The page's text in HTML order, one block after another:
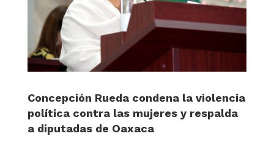
Concepción Rueda condena la violencia
política contra las mujeres y respalda
a diputadas de Oaxaca